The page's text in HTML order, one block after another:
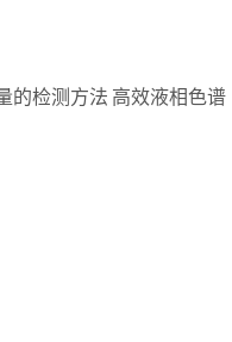
的检测方法 高效液相色谱